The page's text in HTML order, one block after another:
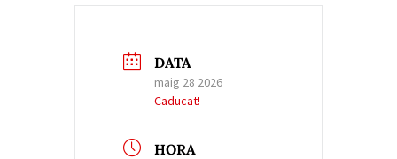
DATA
maig 28 2026
Caducat!
HORA